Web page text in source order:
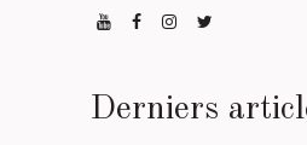
Derniers